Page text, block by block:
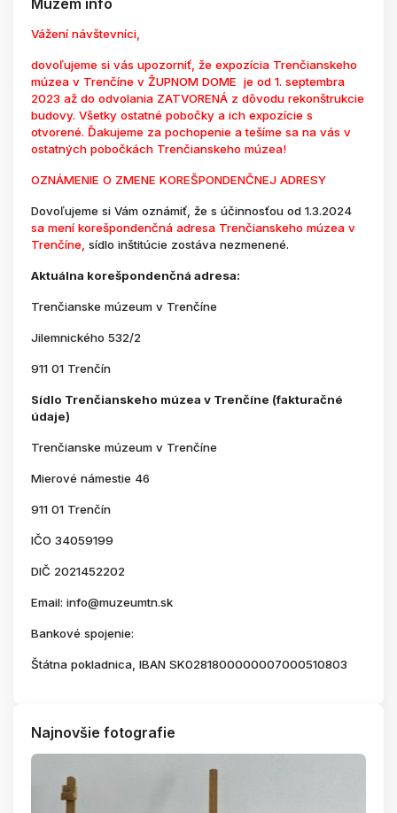
Vážení návštevníci,
dovoľujeme si vás upozorniť, že expozícia Trenčianskeho
múzea v Trenčíne v ŽUPNOM DOME je od 1. septembra
2023 až do odvolania ZATVORENÁ z dôvodu rekonštrukcie
budovy. Všetky ostatné pobočky a ich expozície s
otvorené. Ďakujeme za pochopenie a tešíme sa na vás v
ostatných pobočkách Trenčianskeho múzea!
OZNÁMENIE O ZMENE KOREŠPONDENČNEJ ADRESY
Dovoľujeme si Vám oznámiť, že s účinnosťou od 1.3.2024
sa mení korešpondenčná adresa Trenčianskeho múzea v
Trenčíne, sídlo inštitúcie zostáva nezmenené.
Aktuálna korešpondenčná adresa:
Trenčianske múzeum v Trenčíne
Jilemnického 532/2
911 01 Trenčín
Sídlo Trenčianskeho múzea v Trenčíne (fakturačné
údaje)
Trenčianske múzeum v Trenčíne
Mierové námestie 46
911 01 Trenčín
IČO 34059199
DIČ 2021452202
Email: info@muzeumtn.sk
Bankové spojenie:
Štátna pokladnica, IBAN SK0281800000007000510803
Najnovšie fotografie